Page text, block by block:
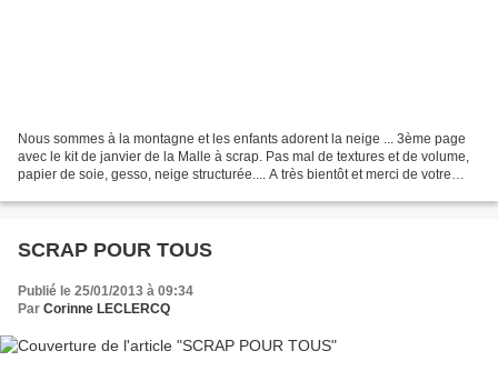
Nous sommes à la montagne et les enfants adorent la neige ... 3ème page
avec le kit de janvier de la Malle à scrap. Pas mal de textures et de volume,
papier de soie, gesso, neige structurée.... A très bientôt et merci de votre
SCRAP POUR TOUS
Publié le 25/01/2013 à 09:34
Par Corinne LECLERCQ